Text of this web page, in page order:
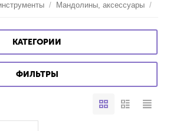
/ Мандолины, аксессуары /
КАТЕГОРИИ
ФИЛЬТРЫ